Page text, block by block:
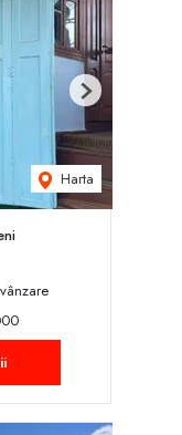
Harta
Next